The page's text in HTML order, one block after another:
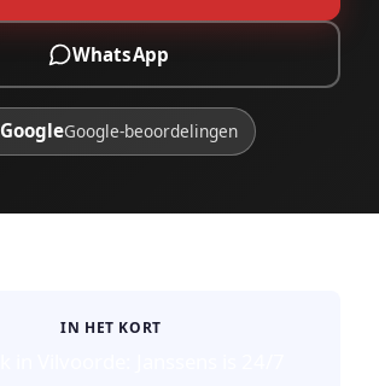
WhatsApp
GoogleGoogle-beoordelingen
IN HET KORT